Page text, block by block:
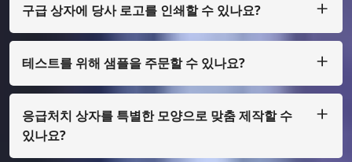
구급 상자에 당사 로고를 인쇄할 수 있나요?
름 비용을 지불해야 합니다.
테스트를 위해 샘플을 주문할 수 있나요?
인쇄가 아닌 경우에도 샘플 비용을 지불해야 합니다.
응급처치 상자를 특별한 모양으로 맞춤 제작할 수
있나요?